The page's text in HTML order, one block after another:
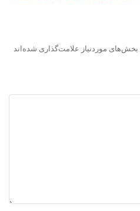
بخش‌های موردنیاز علامت‌گذاری شده‌اند